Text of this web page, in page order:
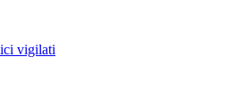
vigilati